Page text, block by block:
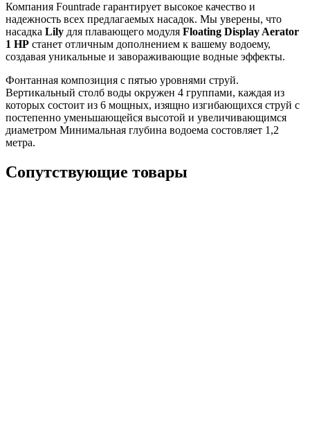
Компания Fountrade гарантирует высокое качество и
надежность всех предлагаемых насадок. Мы уверены, что
насадка Lily для плавающего модуля Floating Display Aerator
1 HP станет отличным дополнением к вашему водоему,
создавая уникальные и завораживающие водные эффекты.
Фонтанная композиция с пятью уровнями струй.
Вертикальный столб воды окружен 4 группами, каждая из
которых состоит из 6 мощных, изящно изгибающихся струй с
постепенно уменьшающейся высотой и увеличивающимся
диаметром Минимальная глубина водоема состовляет 1,2
метра.
Сопутствующие товары